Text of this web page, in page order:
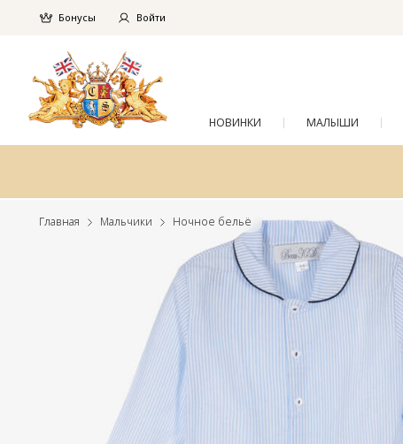
Бонусы Войти
НОВИНКИ МАЛЫШИ
Главная Мальчики Ночное бельё